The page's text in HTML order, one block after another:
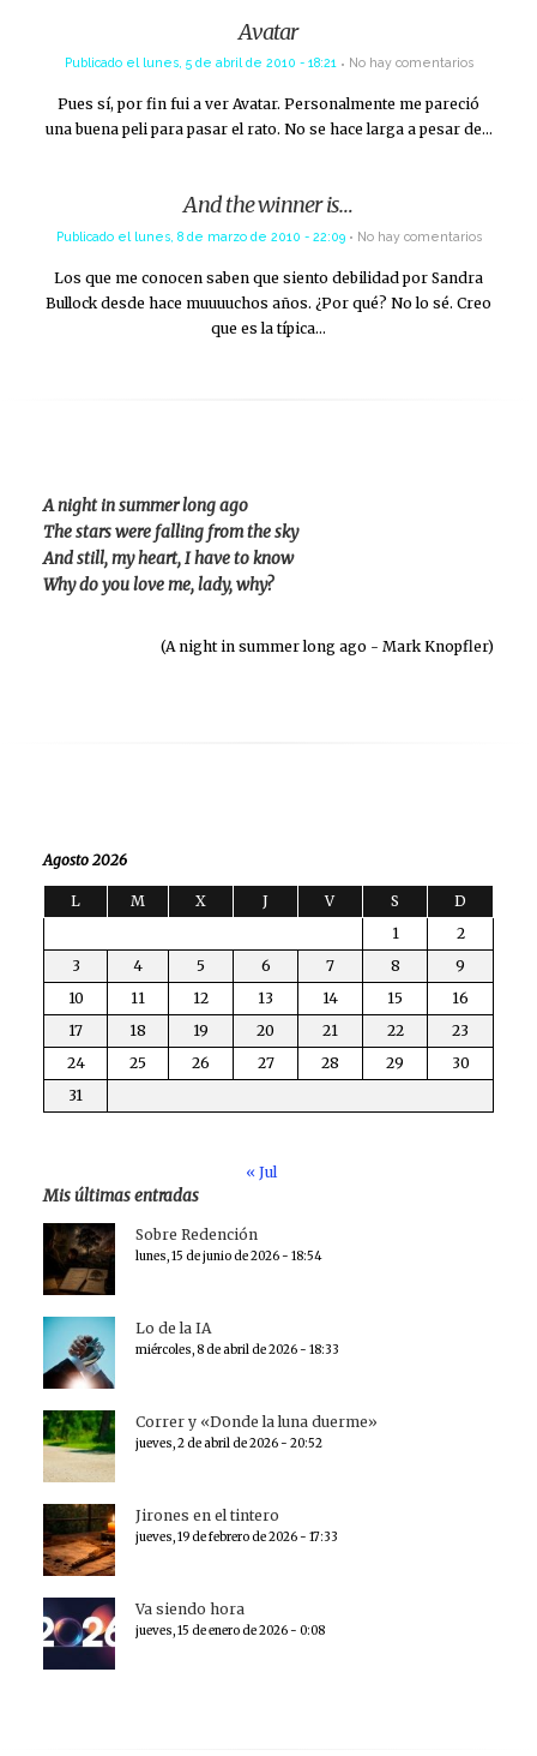
Avatar
Publicado el lunes, 5 de abril de 2010 - 18:21 No hay comentarios
Pues sí, por fin fui a ver Avatar. Personalmente me pareció
una buena peli para pasar el rato. No se hace larga a pesar de…
And the winner is…
Publicado el lunes, 8 de marzo de 2010 - 22:09 No hay comentarios
Los que me conocen saben que siento debilidad por Sandra
Bullock desde hace muuuuchos años. ¿Por qué? No lo sé. Creo
que es la típica…
A night in summer long ago
The stars were falling from the sky
And still, my heart, I have to know
Why do you love me, lady, why?
(A night in summer long ago - Mark Knopfler)
Agosto 2026
L M X J V S
D
1
2
3
4 5 6 7 8
9
10
11 12 13 14 15
16
17
18 19 20 21 22
23
24
25 26 27 28 29
30
31
« Jul
Mis últimas entradas
Sobre Redención
lunes, 15 de junio de 2026 - 18:54
Lo de la IA
miércoles, 8 de abril de 2026 - 18:33
Correr y «Donde la luna duerme»
jueves, 2 de abril de 2026 - 20:52
Jirones en el tintero
jueves, 19 de febrero de 2026 - 17:33
Va siendo hora
jueves, 15 de enero de 2026 - 0:08